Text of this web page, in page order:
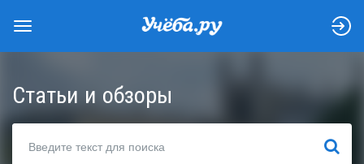
Статьи и обзоры
НАЙТИ